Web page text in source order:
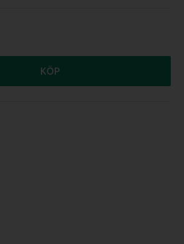
KÖP